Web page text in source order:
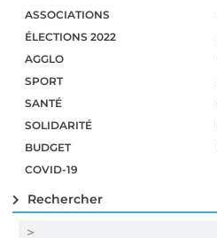
ASSOCIATIONS
ÉLECTIONS 2022
AGGLO
SPORT
SANTÉ
SOLIDARITÉ
BUDGET
COVID-19
Rechercher